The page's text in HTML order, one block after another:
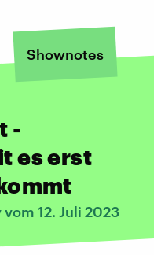
Shownotes
-
es erst
12. Juli 2023